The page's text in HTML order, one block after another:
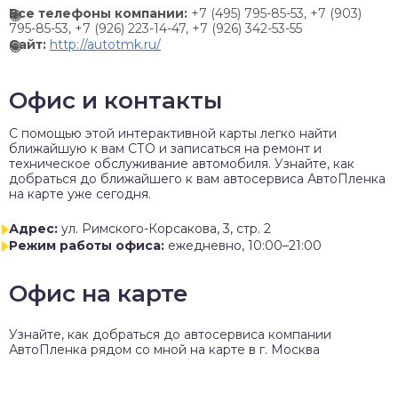
Все телефоны компании: +7 (495) 795-85-53, +7 (903)
795-85-53, +7 (926) 223-14-47, +7 (926) 342-53-55
Сайт: http://autotmk.ru/
Офис и контакты
C помощью этой интерактивной карты легко найти
ближайшую к вам СТО и записаться на ремонт и
техническое обслуживание автомобиля. Узнайте, как
добраться до ближайшего к вам автосервиса АвтоПленка
на карте уже сегодня.
Адрес: ул. Римского-Корсакова, 3, стр. 2
Режим работы офиса: ежедневно, 10:00–21:00
Офис на карте
Узнайте, как добраться до автосервиса компании
АвтоПленка рядом со мной на карте в г. Москва